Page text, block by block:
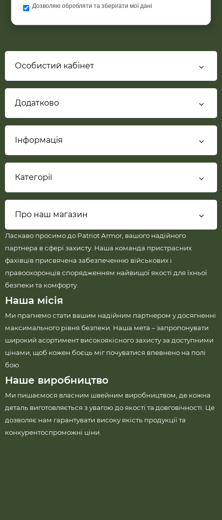
Дозволяю обробляти та зберігати мої дані
Особистий кабінет
Додатково
Інформація
Категорії
Про наш магазин
Ласкаво просимо до Patriot Armor, вашого надійного
партнера в сфері захисту. Наша команда пристрасних
фахівців присвячена забезпеченню військових і
правоохоронців спорядженням найвищої якості для їхньої
безпеки та комфорту.
Наша місія
Ми прагнемо стати вашим надійним партнером у досягненні
максимального рівня безпеки. Наша мета – запропонувати
широкий асортимент високоякісного захисту за доступними
цінами, щоб кожен боєць міг почуватися впевнено на полі
бою.
Наше виробництво
Ми пишаємося власним швейним виробництвом, де кожна
деталь виготовляється з увагою до якості та довговічності. Це
дозволяє нам гарантувати високу якість продукції та
конкурентоспроможні ціни.